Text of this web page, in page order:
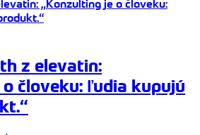
z elevatin:
človeku: ľudia kupujú